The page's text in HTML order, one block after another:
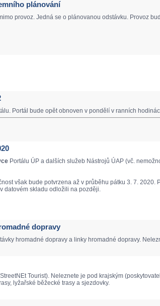
plánování
provoz. Jedná se o plánovanou odstávku. Provoz
Portál bude opět obnoven v pondělí v ranních
Portálu ÚP a dalších služeb Nástrojů ÚAP (vč.
však bude potvrzena až v průběhu pátku 3. 7.
datovém skladu odložili na později.
dopravy
hromadné dopravy a linky hromadné dopravy.
Tourist). Neleznete je pod krajským
lyžařské běžecké trasy a sjezdovky.